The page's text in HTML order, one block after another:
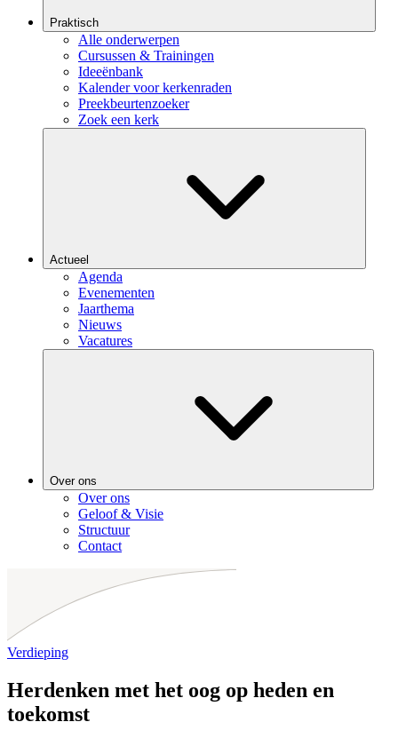
Praktisch
Alle onderwerpen
Cursussen & Trainingen
Ideeënbank
Kalender voor kerkenraden
Preekbeurtenzoeker
Zoek een kerk
Actueel
Agenda
Evenementen
Jaarthema
Nieuws
Vacatures
Over ons
Over ons
Geloof & Visie
Structuur
Contact
Verdieping
Herdenken met het oog op heden en
toekomst